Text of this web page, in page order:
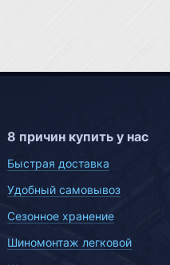
8 причин купить у нас
Быстрая доставка
Удобный самовывоз
Сезонное хранение
Шиномонтаж легковой